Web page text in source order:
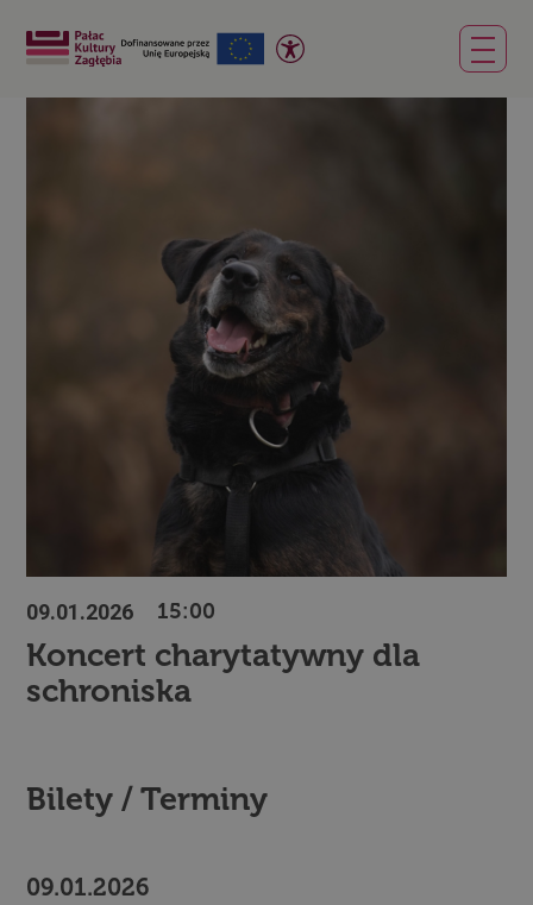
09.01.2026 15:00
Koncert charytatywny dla
schroniska
Bilety / Terminy
09.01.2026